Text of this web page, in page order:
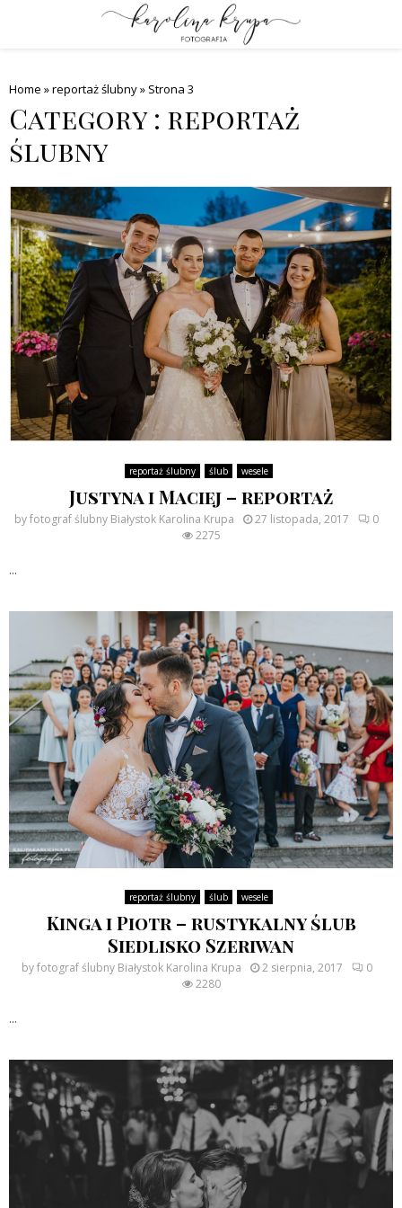
PRIMARY
Home »reportaż ślubny» Strona 3
Category : reportaż
ślubny
reportaż ślubny ślub wesele
Justyna i Maciej – reportaż
byfotograf ślubny Białystok Karolina Krupa 27 listopada, 2017
0
2275
...
reportaż ślubny ślub wesele
Kinga i Piotr – rustykalny ślub
Siedlisko Szeriwan
byfotograf ślubny Białystok Karolina Krupa 2 sierpnia, 2017
0
2280
...